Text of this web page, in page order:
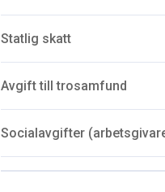
Statlig skatt
Avgift till trosamfund
Socialavgifter